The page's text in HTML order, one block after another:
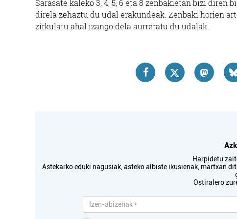
Sarasate kaleko 3, 4, 5, 6 eta 8 zenbakietan bizi
direla zehaztu du udal erakundeak. Zenbaki horien
zirkulatu ahal izango dela aurreratu du udalak.
Harpidetu
Astekarko eduki nagusiak, asteko albiste ikusienak, martxan
Ostiralero